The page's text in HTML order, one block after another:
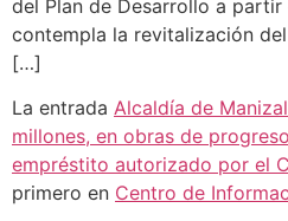
del Plan de Desarrollo a
contempla la revitalización
[…]
La entrada Alcaldía de
millones, en obras de
empréstito autorizado por el
primero en Centro de